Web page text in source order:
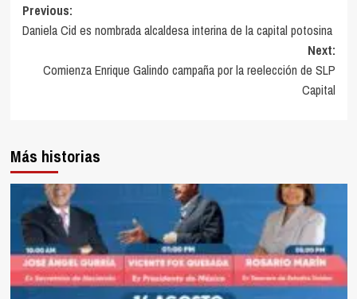
Previous:
Daniela Cid es nombrada alcaldesa interina de la capital potosina
Next:
Comienza Enrique Galindo campaña por la reelección de SLP
Capital
Más historias